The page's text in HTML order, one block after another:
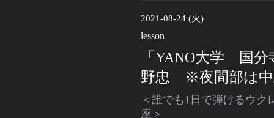
2021-08-24 (火)
lesson
「YANO大学 国分
野忠 ※夜間部は中
＜誰でも1日で弾けるウク
座＞